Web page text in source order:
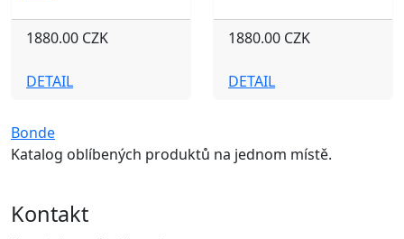
1880.00 CZK
DETAIL
1880.00 CZK
DETAIL
Bonde
Katalog oblíbených produktů na jednom místě.
Kontakt